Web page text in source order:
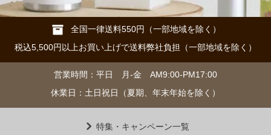
全国一律送料550円（一部地域を除く）
税込5,500円以上お買い上げで送料弊社負担（一部地域を除く）
営業時間：平日 月-金 AM9:00-PM17:00
休業日：土日祝日（夏期、年末年始を除く）
特集・キャンペーン一覧